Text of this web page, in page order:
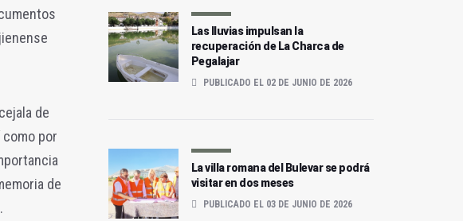
de
como por
de
Las lluvias impulsan la
recuperación de La Charca de
Pegalajar
PUBLICADO EL 02 DE JUNIO DE 2026
La villa romana del Bulevar se podrá
visitar en dos meses
PUBLICADO EL 03 DE JUNIO DE 2026